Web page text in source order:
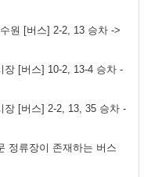
원 [버스] 2-2, 13 승차 ->
장 [버스] 10-2, 13-4 승차 -
장 [버스] 2-2, 13, 35 승차 -
정류장이 존재하는 버스